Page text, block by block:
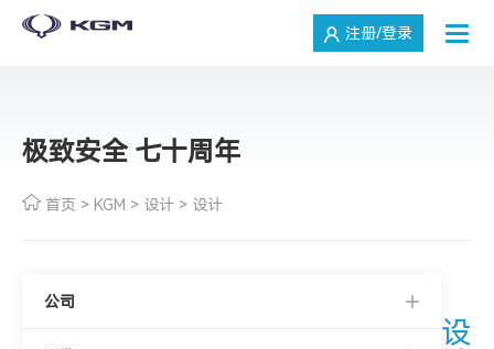
注册/登录
极致安全 七十周年
首页 > KGM > 设计 > 设计
公司
设